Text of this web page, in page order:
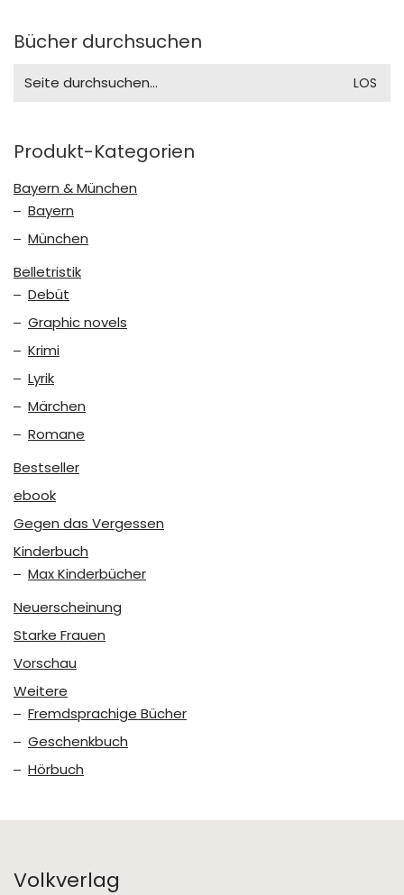
Bücher durchsuchen
for:
Produkt-Kategorien
Bayern & München
Bayern
München
Belletristik
Debüt
Graphic novels
Krimi
Lyrik
Märchen
Romane
Bestseller
ebook
Gegen das Vergessen
Kinderbuch
Max Kinderbücher
Neuerscheinung
Starke Frauen
Vorschau
Weitere
Fremdsprachige Bücher
Geschenkbuch
Hörbuch
Volkverlag